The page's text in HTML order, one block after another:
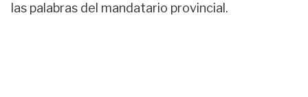
las palabras del mandatario provincial.